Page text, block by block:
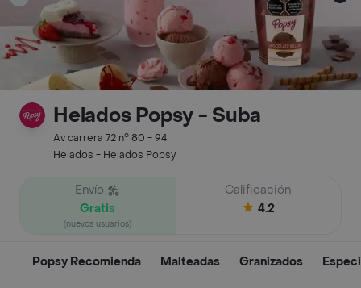
Helados Popsy - Suba
Av carrera 72 n° 80 - 94
Helados - Helados Popsy
Envío
Gratis
(nuevos usuarios)
Calificación
4.2
Popsy Recomienda Malteadas Granizados